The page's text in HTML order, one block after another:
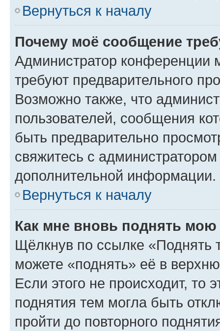
Вернуться к началу
Почему моё сообщение
Администратор конференции
требуют предварительного
Возможно также, что
пользователей, сообщения
быть предварительно
свяжитесь с
дополнительной информации.
Вернуться к началу
Как мне вновь поднять мою
Щёлкнув по ссылке «Поднять
можете «поднять» её в
Если этого не происходит, то
поднятия тем могла быть
пройти до повторного